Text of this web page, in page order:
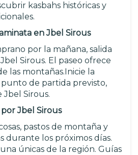
kasbahs históricas y
en Jbel Sirous
por la mañana, salida
Sirous. El paseo ofrece
las montañas.Inicie la
de partida previsto,
Jbel Sirous.
por Jbel Sirous
pastos de montaña y
durante los próximos días.
únicas de la región. Guías